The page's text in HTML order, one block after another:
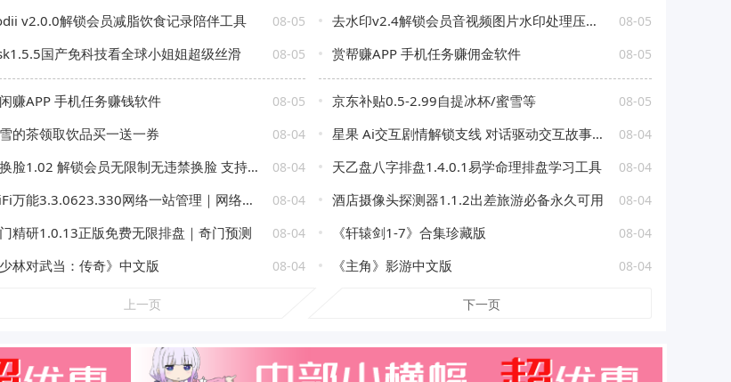
v2.0.0解锁会员减脂饮食记录陪伴工具 08-05 去水印v2.4解锁会员音视频图片水印处理压缩工具 08-05
国产免科技看全球小姐姐超级丝滑 08-05 赏帮赚APP 手机任务赚佣金软件 08-05
赚APP 手机任务赚钱软件 08-05 京东补贴0.5-2.99自提冰杯/蜜雪等 08-05
的茶领取饮品买一送一券 08-04 星果 Ai交互剧情解锁支线 对话驱动交互故事剧情 08-04
脸1.02 解锁会员无限制无违禁换脸 支持照片/视频 08-04 天乙盘八字排盘1.4.0.1易学命理排盘学习工具 08-04
万能3.3.0623.330网络一站管理｜网络管理天花板｜绿化版 08-04 酒店摄像头探测器1.1.2出差旅游必备永久可用 08-04
精研1.0.13正版免费无限排盘｜奇门预测 08-04 《轩辕剑1-7》合集珍藏版 08-04
少林对武当：传奇》中文版 08-04 《主角》影游中文版 08-04
上一页 下一页